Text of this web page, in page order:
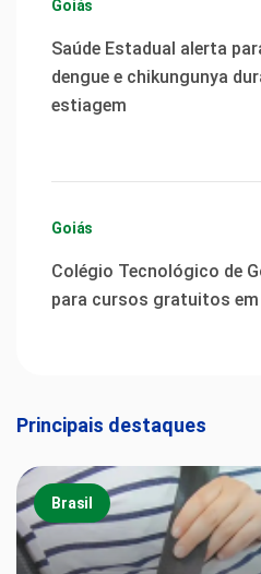
Goiás
Saúde Estadual alerta
dengue e chikungunya
estiagem
Goiás
Colégio Tecnológico de
para cursos gratuitos
Principais destaques
Brasil